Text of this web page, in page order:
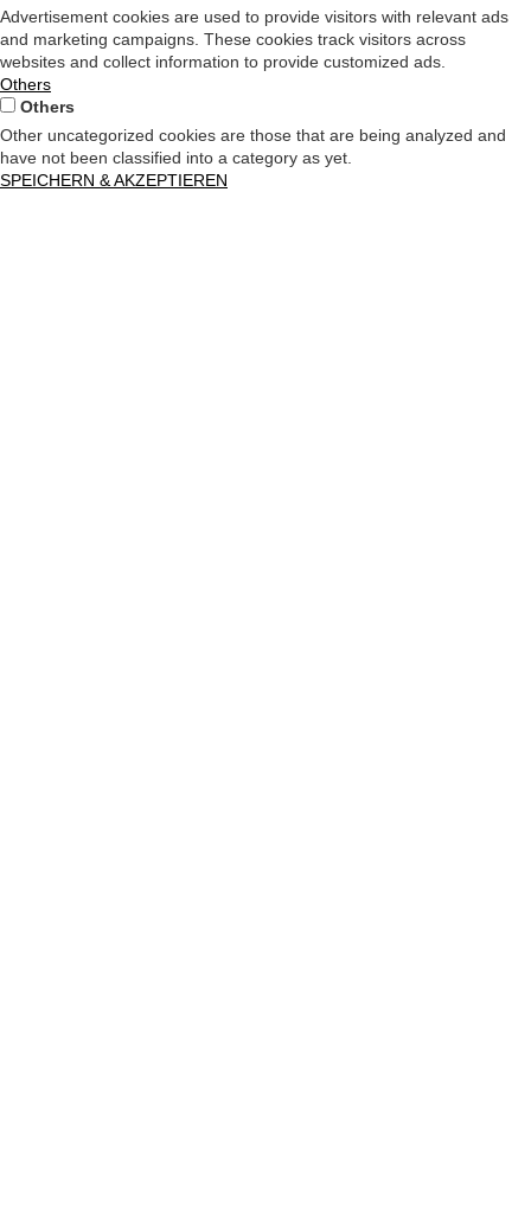
Advertisement cookies are used to provide visitors with relevant ads
and marketing campaigns. These cookies track visitors across
websites and collect information to provide customized ads.
Others
Others
Other uncategorized cookies are those that are being analyzed and
have not been classified into a category as yet.
SPEICHERN & AKZEPTIEREN